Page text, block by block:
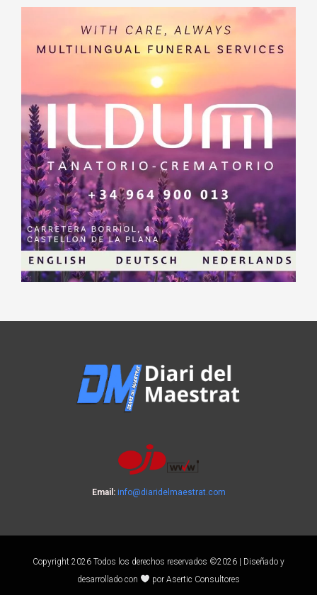
Email: info@diaridelmaestrat.com
Copyright 2026 Todos los derechos reservados ©2026 | Diseñado y
desarrollado con
por Asertic Consultores